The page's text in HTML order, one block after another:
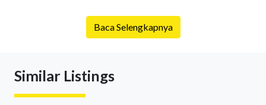
istimewa bagi para pelaku industri properti dan keuangan.
Lebih dari 400 marketing executives dan principals
menghidupkan suasana, acara ini dihadiri oleh Country
Baca Selengkapnya
Similar Listings